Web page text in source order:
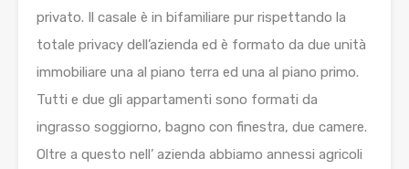
privato. Il casale è in bifamiliare pur rispettando la
totale privacy dell’azienda ed è formato da due unità
immobiliare una al piano terra ed una al piano primo.
Tutti e due gli appartamenti sono formati da
ingrasso soggiorno, bagno con finestra, due camere.
Oltre a questo nell’ azienda abbiamo annessi agricoli